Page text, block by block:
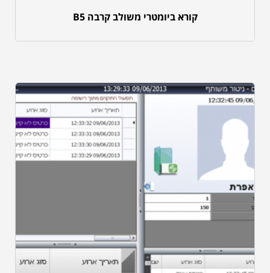
קורא ביומטרי משולב קרבה B5